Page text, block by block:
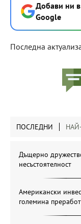
Добави ни
Google
Последна
ПОСЛЕДНИ
Дъщерно
несъстоятелност
Американски
големина